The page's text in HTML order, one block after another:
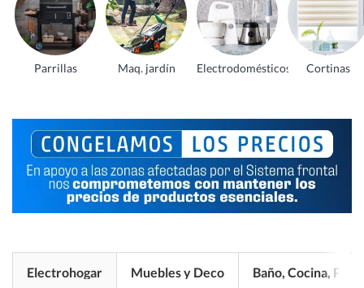
Parrillas Maq. jardín Electrodomésticos Cortinas
Electrohogar Muebles y Deco Baño, Cocina, Pisos